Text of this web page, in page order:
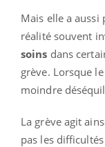
Mais elle a
réalité souvent
soins dans
grève. Lorsque
moindre
La grève agit
pas les